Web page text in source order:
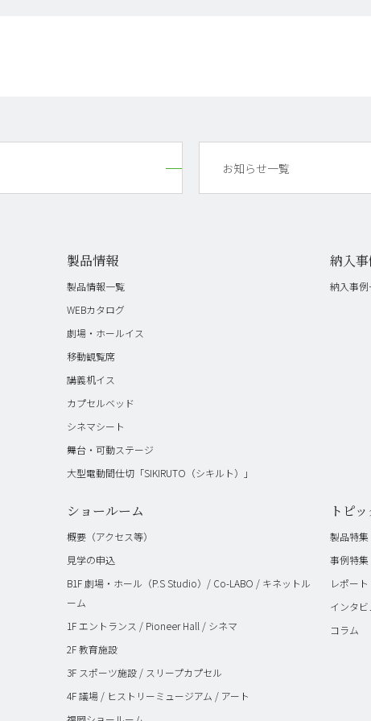
お知らせ一覧
製品情報
製品情報一覧
WEBカタログ
劇場・ホールイス
移動観覧席
講義机イス
カプセルベッド
シネマシート
舞台・可動ステージ
大型電動間仕切「SIKIRUTO（シキルト）」
納入
納入事例
ショールーム
概要（アクセス等）
見学の申込
B1F 劇場・ホール（P.S Studio）/ Co-LABO / キネットル
ーム
1F エントランス / Pioneer Hall / シネマ
2F 教育施設
3F スポーツ施設 / スリープカプセル
4F 議場 / ヒストリーミュージアム / アート
トピ
製品特集
事例特集
レポート
インタ
コラム